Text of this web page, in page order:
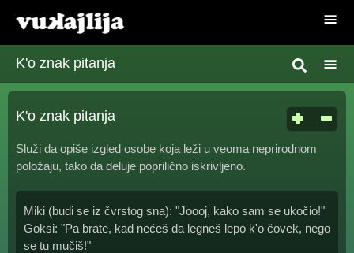
K'o znak pitanja
K'o znak pitanja
Služi da opiše izgled osobe koja leži u veoma neprirodnom
položaju, tako da deluje poprilično iskrivljeno.
Miki (budi se iz čvrstog sna): "Joooj, kako sam se ukočio!"
Goksi: "Pa brate, kad nećeš da legneš lepo k'o čovek, nego
se tu mučiš!"